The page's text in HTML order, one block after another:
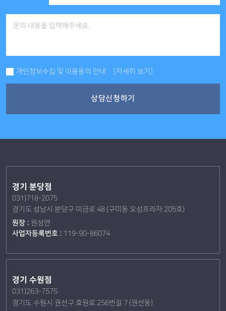
개인정보수집 및 이용동의 안내 [자세히 보기]
상담신청하기
경기 분당점
031)718-2075
경기도 성남시 분당구 미금로 48 (구미동 오성프라자 205호)
원장 : 원성연
사업자등록번호 : 119-90-86074
경기 수원점
031)263-7575
경기도 수원시 권선구 효원로 256번길 7 (권선동)